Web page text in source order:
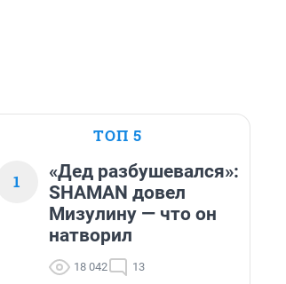
ТОП 5
1
«Дед разбушевался»:
SHAMAN довел
Мизулину — что он
натворил
18 042 13